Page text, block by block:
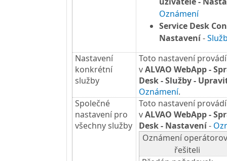
Oznámení
Service Desk
Nastavení-
Nastavení
konkrétní
služby
Toto nastavení
vALVAO WebApp -
Desk - Služby -
Oznámení.
Společné
nastavení pro
všechny služby
Toto nastavení
vALVAO WebApp -
Desk - Nastavení-
Oznámení
řešiteli